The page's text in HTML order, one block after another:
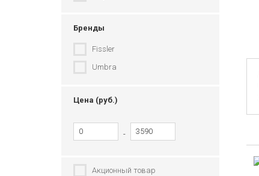
Бренды
Fissler
Umbra
Цена (руб.)
-
Акционный товар